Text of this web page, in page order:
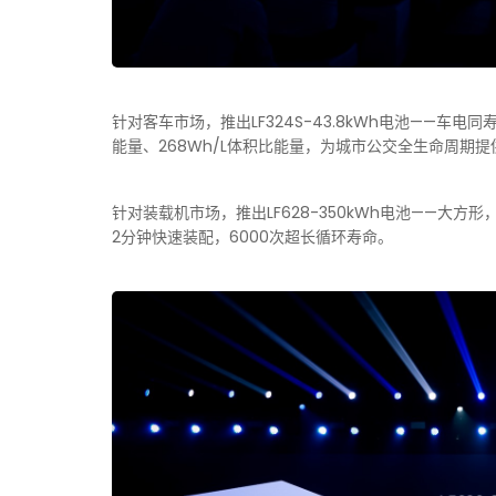
针对客车市场，推出LF324S-43.8kWh电池——车电同
能量、268Wh/L体积比能量，为城市公交全生命周期提
针对装载机市场，推出LF628-350kWh电池——大方形
2分钟快速装配，6000次超长循环寿命。